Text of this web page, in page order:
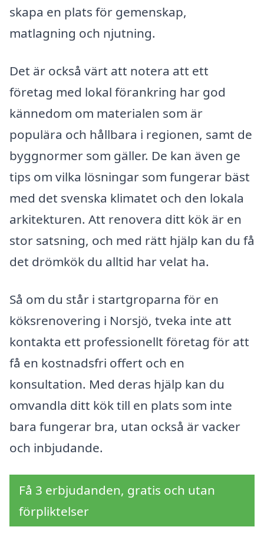
skapa en plats för gemenskap,
matlagning och njutning.
Det är också värt att notera att ett
företag med lokal förankring har god
kännedom om materialen som är
populära och hållbara i regionen, samt de
byggnormer som gäller. De kan även ge
tips om vilka lösningar som fungerar bäst
med det svenska klimatet och den lokala
arkitekturen. Att renovera ditt kök är en
stor satsning, och med rätt hjälp kan du få
det drömkök du alltid har velat ha.
Så om du står i startgroparna för en
köksrenovering i Norsjö, tveka inte att
kontakta ett professionellt företag för att
få en kostnadsfri offert och en
konsultation. Med deras hjälp kan du
omvandla ditt kök till en plats som inte
bara fungerar bra, utan också är vacker
och inbjudande.
Få 3 erbjudanden, gratis och utan
förpliktelser